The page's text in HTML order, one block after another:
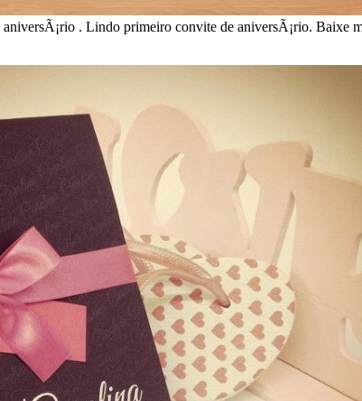
. Lindo primeiro convite de aniversÃ¡rio. Baixe